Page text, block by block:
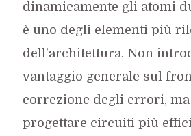
dinamicamente gli atomi
è uno degli elementi più
dell’architettura. Non
vantaggio generale sul
correzione degli errori, ma
progettare circuiti più